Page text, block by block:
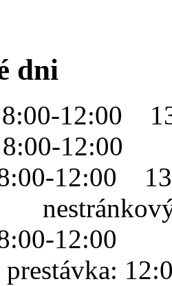
dni
12:00
12:00
12:00
12:00
prestávka: